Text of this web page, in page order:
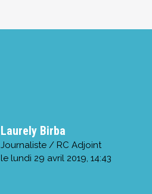
Laurely Birba
Journaliste / RC Adjoint
le lundi 29 avril 2019, 14:43